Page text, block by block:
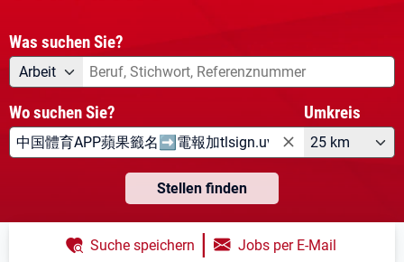
Was suchen Sie?
Angebotsart
Arbeit Was suchen Sie?
Wo suchen Sie? Umkreis
25 km
Stellen finden
Suche speichern | Jobs per E-Mail